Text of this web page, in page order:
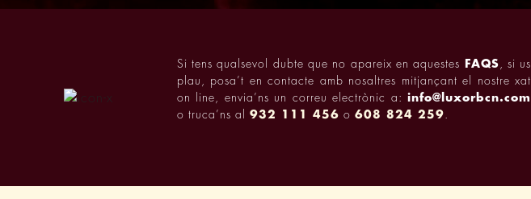
Si tens qualsevol dubte que no apareix en aquestes FAQS , si us
plau, posa’t en contacte amb nosaltres mitjançant el nostre xat
on line, envia’ns un correu electrònic a:info@luxorbcn.com
o truca’ns al 932 111 456 o 608 824 259